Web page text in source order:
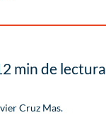
min de lectura
Cruz Mas.